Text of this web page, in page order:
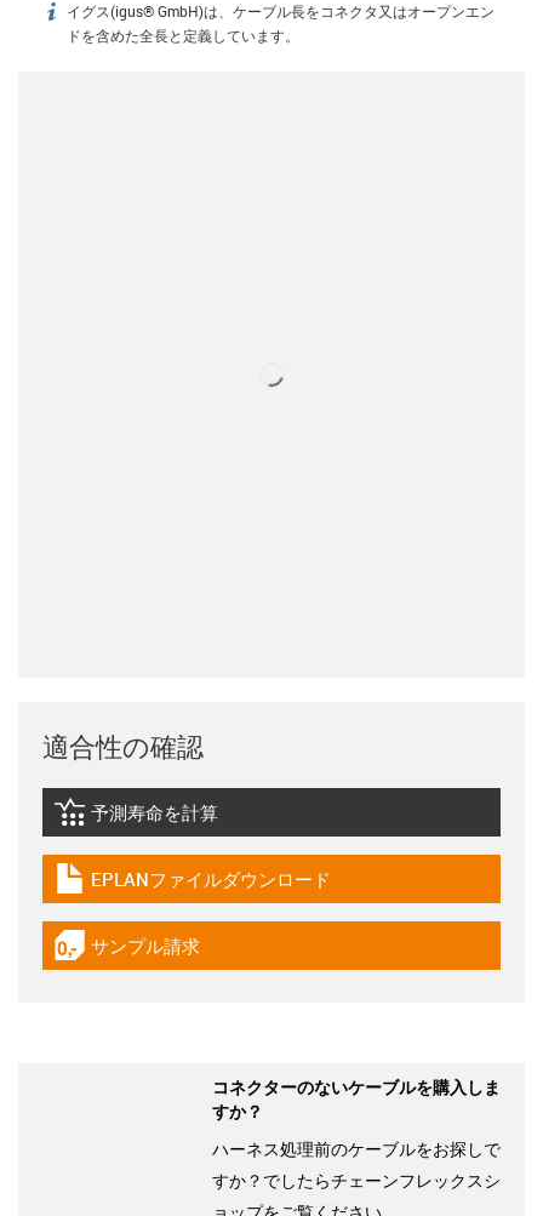
igus-icon-info
イグス(igus® GmbH)は、ケーブル長をコネクタ又はオープンエン
ドを含めた全長と定義しています。
適合性の確認
igus-icon-lebensdauerrechner
予測寿命を計算
igus-icon-download-plan
EPLANファイルダウンロード
igus-icon-gratismuster
サンプル請求
コネクターのないケーブルを購入しま
すか？
ハーネス処理前のケーブルをお探しで
すか？でしたらチェーンフレックスシ
ョップをご覧ください。